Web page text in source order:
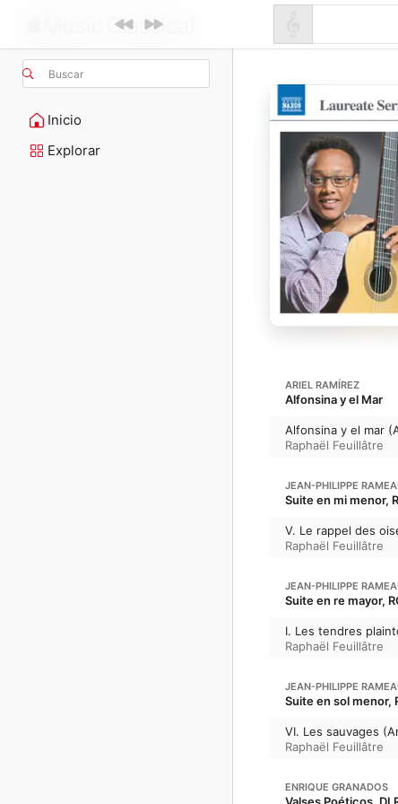
Buscar
Inicio
Explorar
ARIEL RAMÍREZ
Alfonsina y el Mar
Alfonsina y el mar
Raphaël Feuillâtre
JEAN-PHILIPPE
Suite en mi menor,
V. Le rappel des
Raphaël Feuillâtre
JEAN-PHILIPPE
Suite en re mayor,
I. Les tendres
Raphaël Feuillâtre
JEAN-PHILIPPE
Suite en sol menor,
VI. Les sauvages
Raphaël Feuillâtre
ENRIQUE GRANADOS